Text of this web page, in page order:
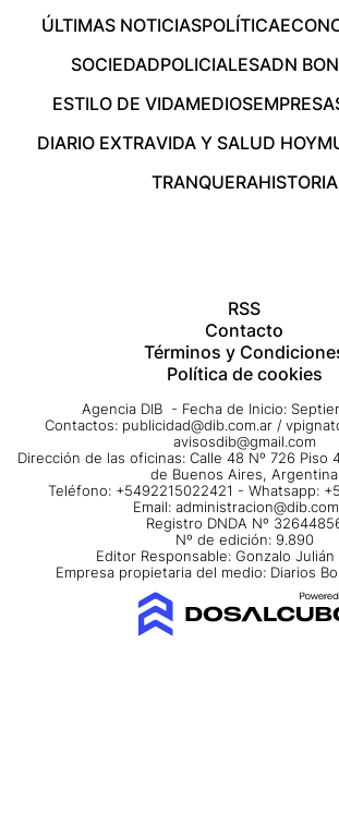
ÚLTIMAS NOTICIASPOLÍTICA
SOCIEDADPOLICIALESADN
ESTILO DE VIDAMEDIOS
DIARIO EXTRAVIDA Y SALUD HOY
TRANQUERAHISTORIA
RSS
Contacto
Términos y
Política de cookies
Agencia DIB - Fecha de Inicio:
Contactos: publicidad@dib.com.ar /
avisosdib@gmail.com
Dirección de las oficinas: Calle 48 Nº 726 Piso
de Buenos Aires, Argentina
Teléfono: +5492215022421 - Whatsapp:
Email:
Registro DNDA Nº
Nº de edición: 9.890
Editor Responsable: Gonzalo Julián
Empresa propietaria del medio: Diarios